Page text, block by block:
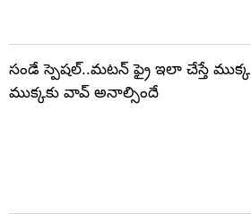
సండే స్పెషల్..మటన్ ఫ్రై ఇలా చేస్తే ముక్క
ముక్కకు వావ్ అనాల్సిందే